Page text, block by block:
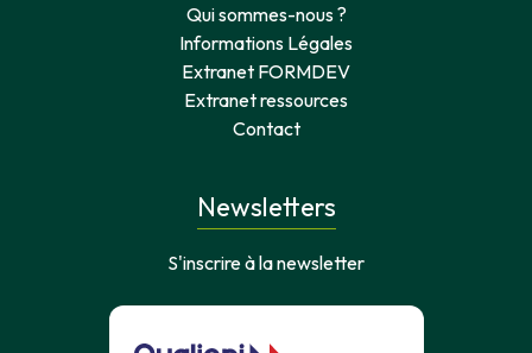
Qui sommes-nous ?
Informations Légales
Extranet FORMDEV
Extranet ressources
Contact
Newsletters
S'inscrire à la newsletter